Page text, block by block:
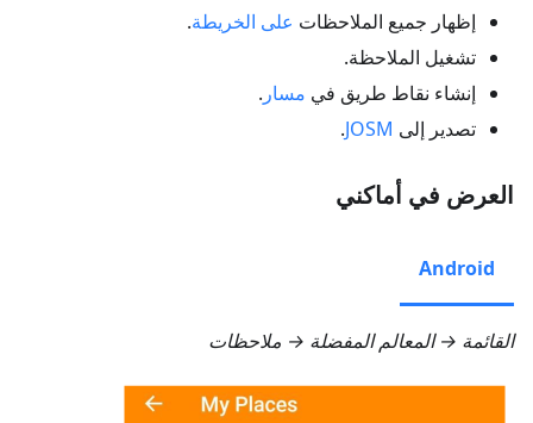
إظهار جميع الملاحظات على الخريطة.
تشغيل الملاحظة.
إنشاء نقاط طريق في مسار .
تصدير إلى JOSM
.
العرض في أماكني
Android
القائمة → المعالم المفضلة → ملاحظات